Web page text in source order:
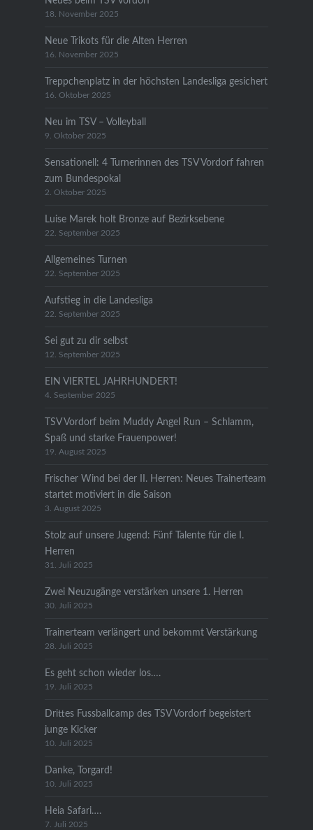
18. November 2025
Neue Trikots für die Alten Herren
16. November 2025
Treppchenplatz in der höchsten Landesliga gesichert
16. Oktober 2025
Neu im TSV – Volleyball
9. Oktober 2025
Sensationell: 4 Turnerinnen des TSV Vordorf fahren
zum Bundespokal
2. Oktober 2025
Luise Marek holt Bronze auf Bezirksebene
22. September 2025
Allgemeines Turnen
22. September 2025
Aufstieg in die Landesliga
22. September 2025
Sei gut zu dir selbst
12. September 2025
EIN VIERTEL JAHRHUNDERT!
4. September 2025
TSV Vordorf beim Muddy Angel Run – Schlamm,
Spaß und starke Frauenpower!
19. August 2025
Frischer Wind bei der II. Herren: Neues Trainerteam
startet motiviert in die Saison
3. August 2025
Stolz auf unsere Jugend: Fünf Talente für die I.
Herren
31. Juli 2025
Zwei Neuzugänge verstärken unsere 1. Herren
30. Juli 2025
Trainerteam verlängert und bekommt Verstärkung
28. Juli 2025
Es geht schon wieder los….
19. Juli 2025
Drittes Fussballcamp des TSV Vordorf begeistert
junge Kicker
10. Juli 2025
Danke, Torgard!
10. Juli 2025
Heia Safari….
7. Juli 2025